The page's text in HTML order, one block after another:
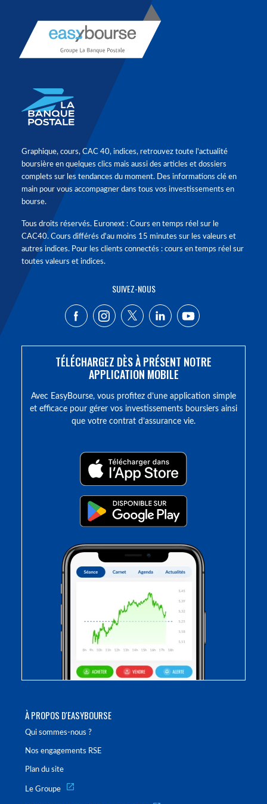
À PROPOS D'EASYBOURSE
Qui sommes-nous ?
Nos engagements RSE
Plan du site
Le Groupe
Graphique, cours, CAC 40, indices, retrouvez toute l'actualité
boursière en quelques clics mais aussi des articles et dossiers
complets sur les tendances du moment. Des informations clé en
main pour vous accompagner dans tous vos investissements en
bourse.
Tous droits réservés. Euronext : Cours en temps réel sur le
CAC40. Cours différés d'au moins 15 minutes sur les valeurs et
autres indices. Pour les clients connectés : cours en temps réel sur
toutes valeurs et indices.
SUIVEZ-NOUS
TÉLÉCHARGEZ DÈS À PRÉSENT NOTRE
APPLICATION MOBILE
Avec EasyBourse, vous profitez d’une application simple
et efficace pour gérer vos investissements boursiers ainsi
que votre contrat d’assurance vie.